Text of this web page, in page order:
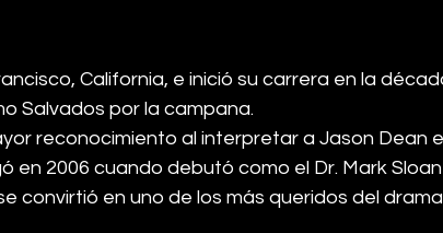
California, e inició su carrera en la
Salvados por la campana.
reconocimiento al interpretar a Jason Dean
en 2006 cuando debutó como el Dr. Mark
convirtió en uno de los más queridos del